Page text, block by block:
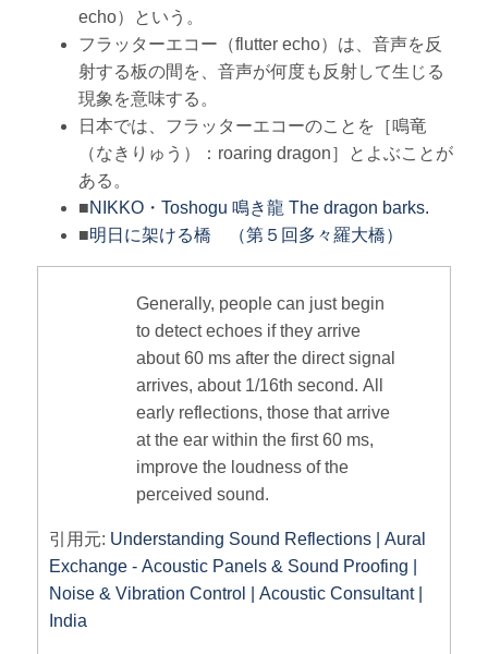
echo）という。
フラッターエコー（flutter echo）は、音声を反
射する板の間を、音声が何度も反射して生じる
現象を意味する。
日本では、フラッターエコーのことを［鳴竜
（なきりゅう）：roaring dragon］とよぶことが
ある。
■NIKKO・Toshogu 鳴き龍 The dragon barks.
■明日に架ける橋 （第５回多々羅大橋）
Generally, people can just begin
to detect echoes if they arrive
about 60 ms after the direct signal
arrives, about 1/16th second. All
early reflections, those that arrive
at the ear within the first 60 ms,
improve the loudness of the
perceived sound.
引用元: Understanding Sound Reflections | Aural
Exchange - Acoustic Panels & Sound Proofing |
Noise & Vibration Control | Acoustic Consultant |
India